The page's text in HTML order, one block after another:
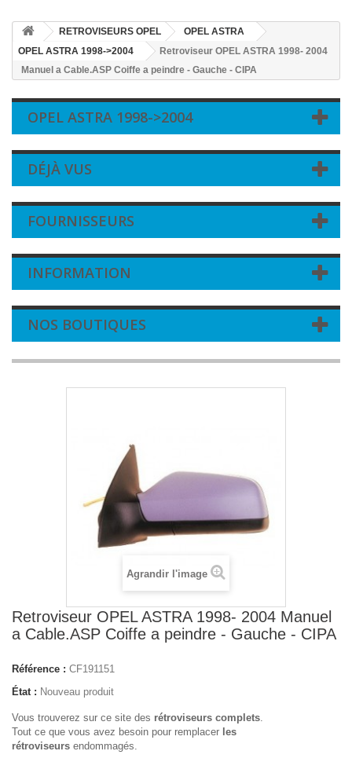
RETROVISEURS OPEL
OPEL ASTRA
OPEL ASTRA 1998->2004
Retroviseur OPEL ASTRA 1998- 2004
Manuel a Cable.ASP Coiffe a peindre - Gauche - CIPA
OPEL ASTRA 1998->2004
DÉJÀ VUS
FOURNISSEURS
INFORMATION
NOS BOUTIQUES
Agrandir l'image
Retroviseur OPEL ASTRA 1998- 2004 Manuel
a Cable.ASP Coiffe a peindre - Gauche - CIPA
Référence : CF191151
État : Nouveau produit
Vous trouverez sur ce site des rétroviseurs complets.
Tout ce que vous avez besoin pour remplacer les
rétroviseurs endommagés.